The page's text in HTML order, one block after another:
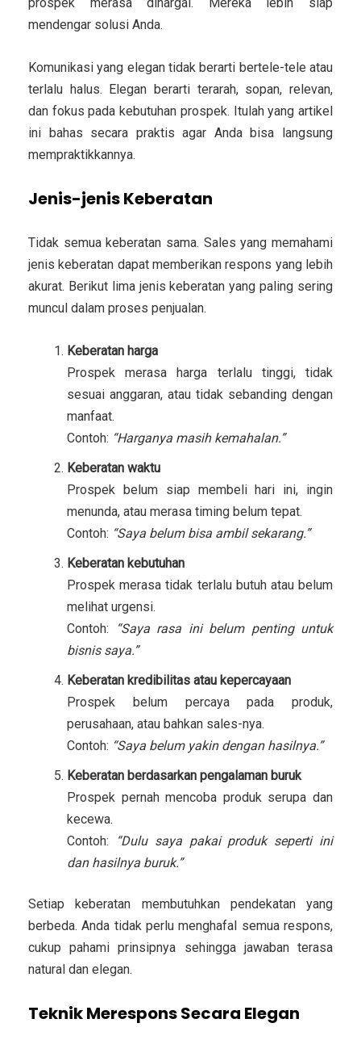
mendengar solusi Anda.
Komunikasi yang elegan tidak berarti bertele-tele atau
terlalu halus. Elegan berarti terarah, sopan, relevan,
dan fokus pada kebutuhan prospek. Itulah yang artikel
ini bahas secara praktis agar Anda bisa langsung
mempraktikkannya.
Jenis-jenis Keberatan
Tidak semua keberatan sama. Sales yang memahami
jenis keberatan dapat memberikan respons yang lebih
akurat. Berikut lima jenis keberatan yang paling sering
muncul dalam proses penjualan.
Keberatan harga
Prospek merasa harga terlalu tinggi, tidak
sesuai anggaran, atau tidak sebanding dengan
manfaat.
Contoh: “Harganya masih kemahalan.”
Keberatan waktu
Prospek belum siap membeli hari ini, ingin
menunda, atau merasa timing belum tepat.
Contoh: “Saya belum bisa ambil sekarang.”
Keberatan kebutuhan
Prospek merasa tidak terlalu butuh atau belum
melihat urgensi.
Contoh:
“Saya rasa ini belum penting untuk
bisnis saya.”
Keberatan kredibilitas atau kepercayaan
Prospek belum percaya pada produk,
perusahaan, atau bahkan sales-nya.
Contoh: “Saya belum yakin dengan hasilnya.”
Keberatan berdasarkan pengalaman buruk
Prospek pernah mencoba produk serupa dan
kecewa.
Contoh:
“Dulu saya pakai produk seperti ini
dan hasilnya buruk.”
Setiap keberatan membutuhkan pendekatan yang
berbeda. Anda tidak perlu menghafal semua respons,
cukup pahami prinsipnya sehingga jawaban terasa
natural dan elegan.
Teknik Merespons Secara Elegan